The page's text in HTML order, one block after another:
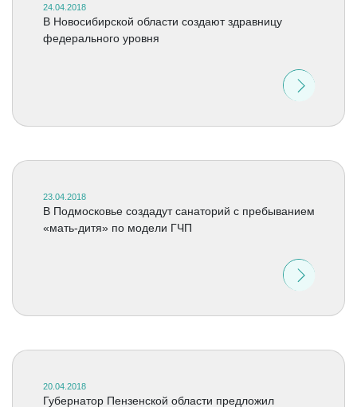
24.04.2018
В Новосибирской области создают здравницу
федерального уровня
23.04.2018
В Подмосковье создадут санаторий с пребыванием
«мать-дитя» по модели ГЧП
20.04.2018
Губернатор Пензенской области предложил